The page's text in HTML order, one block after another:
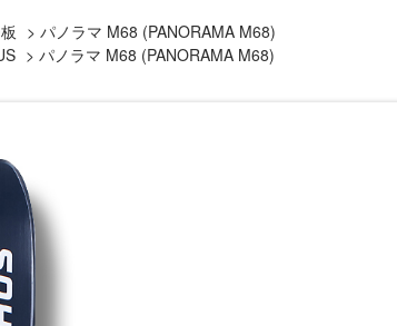
> パノラマ M68 (PANORAMA M68)
> パノラマ M68 (PANORAMA M68)